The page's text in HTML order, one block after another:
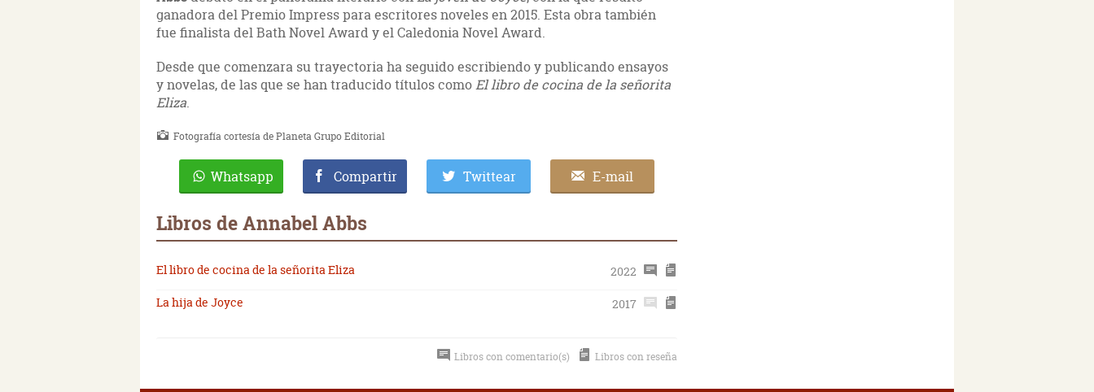
ganadora del Premio Impress para escritores noveles en 2015. Esta obra también
fue finalista del Bath Novel Award y el Caledonia Novel Award.
Desde que comenzara su trayectoria ha seguido escribiendo y publicando ensayos
y novelas, de las que se han traducido títulos comoEl libro de cocina de la señorita
Eliza.
Fotografía cortesía de Planeta Grupo Editorial
Whatsapp Compartir Twittear E-mail
Libros de Annabel Abbs
El libro de cocina de la señorita Eliza
2022
La hija de Joyce
2017
Libros con comentario(s) Libros con reseña